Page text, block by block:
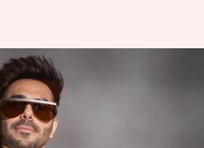
को नहीं आयुष्मान
से परेशानी,
कुछ साबित